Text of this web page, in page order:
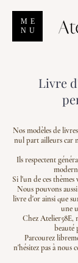
ME
NU
Livre
Nos modèles de
nul part ailleurs car
Ils respectent
Si l'un de ces
Nous pouvons
livre d'or ainsi que
une
Chez Atelier58E,
beauté
Parcourez
n'hésitez pas à nous